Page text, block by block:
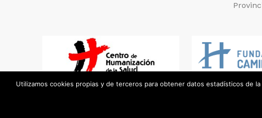
Utilizamos cookies propias y de terceros para obtener datos estadísticos de